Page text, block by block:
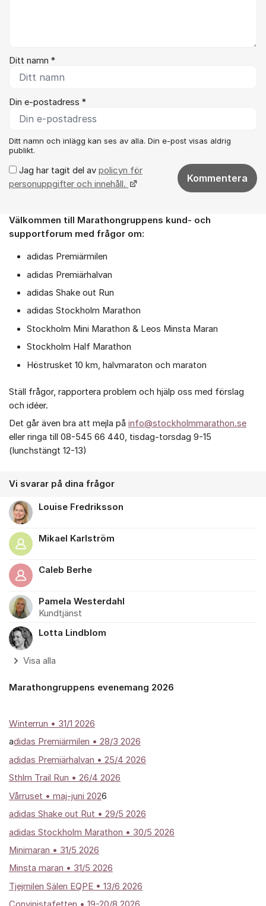
Ditt namn *
Din e-postadress *
Ditt namn och inlägg kan ses av alla. Din e-post visas aldrig
publikt.
Jag har tagit del av policyn för
personuppgifter och innehåll.
Kommentera
Om forumet
Välkommen till Marathongruppens kund- och
supportforum med frågor om:
adidas Premiärmilen
adidas Premiärhalvan
adidas Shake out Run
adidas Stockholm Marathon
Stockholm Mini Marathon & Leos Minsta Maran
Stockholm Half Marathon
Höstrusket 10 km, halvmaraton och maraton
Ställ frågor, rapportera problem och hjälp oss med förslag
och idéer.
Det går även bra att mejla på info@stockholmmarathon.se
eller ringa till 08-545 66 440, tisdag-torsdag 9-15
(lunchstängt 12-13)
Vi svarar på dina frågor
Louise Fredriksson
Mikael Karlström
Caleb Berhe
Pamela Westerdahl
Kundtjänst
Lotta Lindblom
Visa alla
Marathongruppens evenemang 2026
Winterrun • 31/1 2026
adidas Premiärmilen • 28/3 2026
adidas Premiärhalvan • 25/4 2026
Sthlm Trail Run • 26/4 2026
Vårruset • maj-juni 2026
adidas Shake out Rut • 29/5 2026
adidas Stockholm Marathon • 30/5 2026
Minimaran • 31/5 2026
Minsta maran • 31/5 2026
Tjejmilen Sälen EQPE • 13/6 2026